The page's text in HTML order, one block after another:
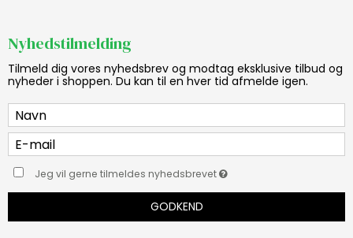
Nyhedstilmelding
Tilmeld dig vores nyhedsbrev og modtag eksklusive tilbud og
nyheder i shoppen. Du kan til en hver tid afmelde igen.
Jeg vil gerne tilmeldes nyhedsbrevet
GODKEND